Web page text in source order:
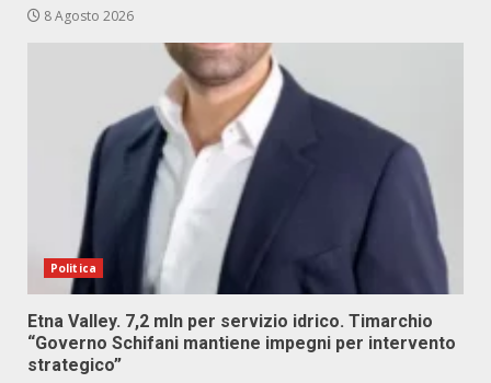
8 Agosto 2026
Politica
Etna Valley. 7,2 mln per servizio idrico. Timarchio
“Governo Schifani mantiene impegni per intervento
strategico”